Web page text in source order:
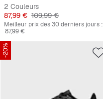
2 Couleurs
Prix
87,99 € Prix original
109,99 €
Meilleur prix des 30 derniers jours :
87,99 €
-20%